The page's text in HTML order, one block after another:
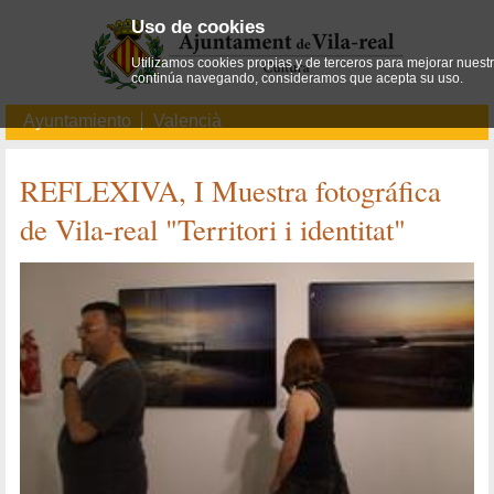
Ayuntamiento Valencià
REFLEXIVA, I Muestra fotográfica
de Vila-real "Territori i identitat"
Uso de cookies
Utilizamos cookies propias y de terceros para mejorar
continúa navegando, consideramos que acepta su uso.